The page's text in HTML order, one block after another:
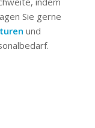
Sie gerne
und